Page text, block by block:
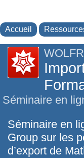
Accueil
Séminaire en
Séminaire en
Group sur les
d’export de